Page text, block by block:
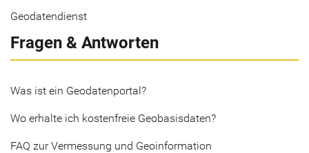
Geodatendienst
Fragen & Antworten
Was ist ein Geodatenportal?
Wo erhalte ich kostenfreie Geobasisdaten?
FAQ zur Vermessung und Geoinformation